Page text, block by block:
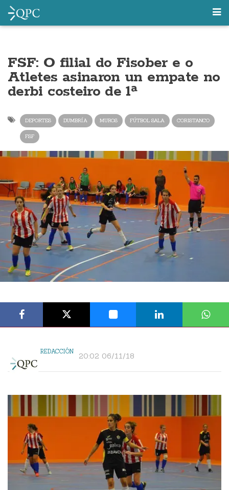
FSF: O filial do Fisober e o
Atletes asinaron un empate no
derbi costeiro de 1ª
DEPORTES DUMBRÍA MUROS FÚTBOL SALA CORISTANCO
FSF
REDACCIÓN 20:02 06/11/18